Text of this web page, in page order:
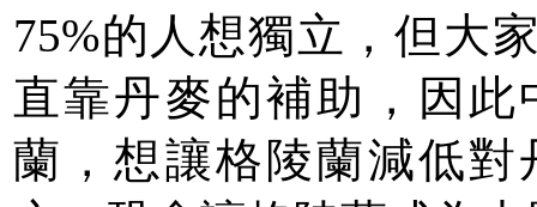
75%的人想獨立，但大
直靠丹麥的補助，因
蘭，想讓格陵蘭減低